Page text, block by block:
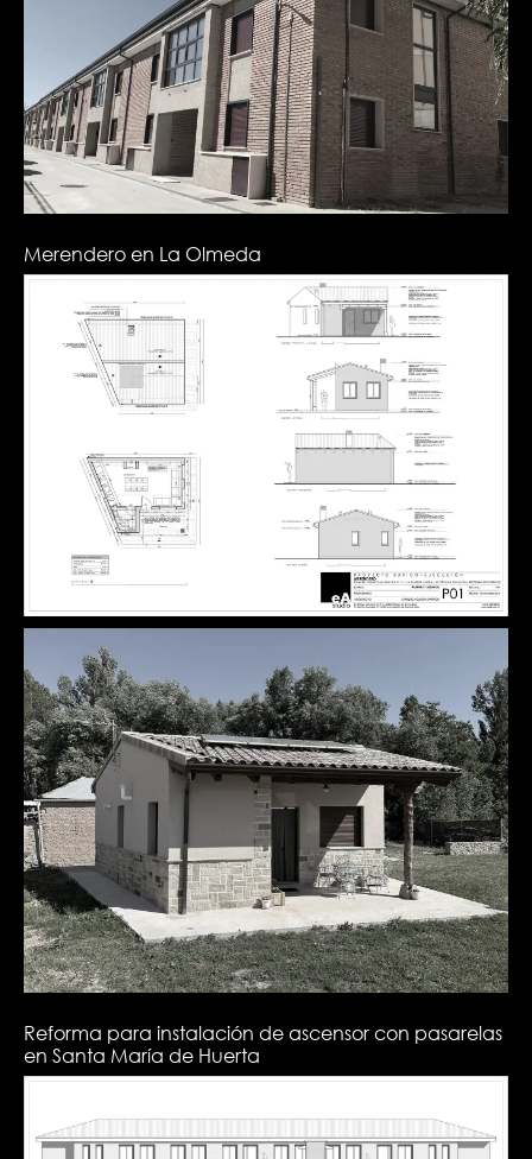
Merendero en La Olmeda
Reforma para instalación de ascensor con pasarelas
en Santa María de Huerta